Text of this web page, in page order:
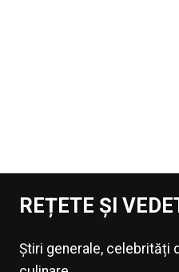
REȚETE ȘI
Știri generale, celebrități